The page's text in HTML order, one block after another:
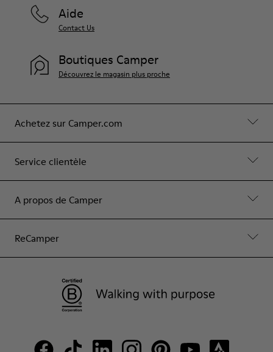
Achetez sur Camper.com
Service clientèle
A propos de Camper
ReCamper
Aide
Contact Us
Boutiques Camper
Découvrez le magasin plus proche